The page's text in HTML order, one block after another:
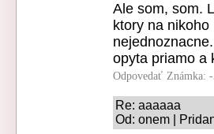
Ale som, som.
ktory na
opyta priamo a
Odpovedať Známka:
Re: aaaaaa
Od: onem |